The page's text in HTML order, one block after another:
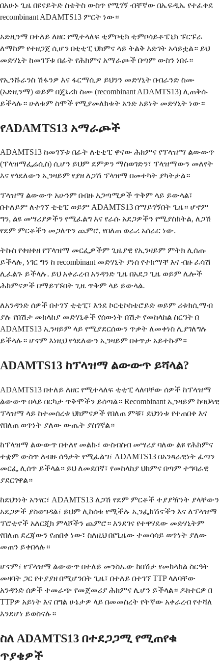
በአሁኑ ጊዜ በዩናይትድ ስቴትስ ውስጥ የሚገኝ ብቸኛው በኤፍዲኤ የተፈቀደ
recombinant ADAMTS13 ምርት ነው።
አድዚንማ በተለይ ለዘር የሚተላለፍ ቲምቦቲክ ቲምቦሳይቶፔኒክ ፑርፑራ
ለማከም የተዘጋጀ ሲሆን በቲቲፒ ህክምና ላይ ትልቅ እድገት አሳይቷል። ይህ
መድሃኒት ከመገኘቱ በፊት የሕክምና አማራጮች በጣም ውስን ነበሩ።
የኢንሹራንስ ሽፋንዎ እና ፋርማሲዎ ይህንን መድሃኒት በብራንድ ስሙ
(አድዚንማ) ወይም በጄኔሪክ ስሙ (recombinant ADAMTS13) ሊጠቅሱ
ይችላሉ። ሁለቱም ስሞች የሚያመለክቱት አንድ አይነት መድሃኒት ነው።
የADAMTS13 አማራጮች
ADAMTS13 ከመገኘቱ በፊት ለቲቲፒ ዋናው ሕክምና የፕላዝማ ልውውጥ
(ፕላዝማፌሬሲስ) ሲሆን ይህም ደምዎን ማስወገድን፣ ፕላዝማውን መለየት
እና የጎደለውን ኢንዛይም የያዘ ለጋሽ ፕላዝማ በመተካት ያካትታል።
ፕላዝማ ልውውጥ አሁንም በብዙ አጋጣሚዎች ጥቅም ላይ ይውላል፣
በተለይም ለተገኘ ቲቲፒ ወይም ADAMTS13 በማይገኝበት ጊዜ። ሆኖም
ግን, ልዩ መሣሪያዎችን የሚፈልግ እና የራሱ አደጋዎችን የሚያስከትል, ለጋሽ
የደም ምርቶችን መጋለጥን ጨምሮ, የበለጠ ወራሪ አሰራር ነው.
ትኩስ የቀዘቀዘ የፕላዝማ መርፌዎችም ጊዜያዊ የኢንዛይም ምትክ ሊሰጡ
ይችላሉ, ነገር ግን ከ recombinant መድሃኒት ያነሰ የተከማቸ እና ብዙ ፈሳሽ
ሊፈልጉ ይችላሉ. ይህ አቀራረብ አንዳንድ ጊዜ በአደጋ ጊዜ ወይም ሌሎች
ሕክምናዎች በማይገኙበት ጊዜ ጥቅም ላይ ይውላል.
ለአንዳንድ ሰዎች በተገኘ ቲቲፒ፣ እንደ ኮርቲኮስቴሮይድ ወይም ሪቱክሲማብ
ያሉ የበሽታ መከላከያ መድሃኒቶች የሰውነት በሽታ የመከላከል ስርዓት በ
ADAMTS13 ኢንዛይም ላይ የሚያደርሰውን ጥቃት ለመቀነስ ሊያገለግሉ
ይችላሉ። ሆኖም እነዚህ የጎደለውን ኢንዛይም በቀጥታ አይተኩም።
ADAMTS13 ከፕላዝማ ልውውጥ ይሻላል?
ADAMTS13 በተለይ ለዘር የሚተላለፍ ቲቲፒ ላለባቸው ሰዎች ከፕላዝማ
ልውውጥ በላይ በርካታ ጥቅሞችን ይሰጣል። Recombinant ኢንዛይም ከባህላዊ
ፕላዝማ ላይ ከተመሰረቱ ህክምናዎች የበለጠ ምቹ፣ ደህንነቱ የተጠበቀ እና
የበለጠ ወጥነት ያለው ውጤት ያስገኛል።
ከፕላዝማ ልውውጥ በተለየ መልኩ፣ ውስብስብ መሣሪያ ባለው ልዩ የሕክምና
ተቋም ውስጥ ለብዙ ሰዓታት የሚፈልግ፣ ADAMTS13 በአንጻራዊነት ፈጣን
መርፌ ሊሰጥ ይችላል። ይህ ለመደበኛ፣ የመከላከያ ህክምና በጣም ተግባራዊ
ያደርገዋል።
ከደህንነት አንፃር፣ ADAMTS13 ለጋሽ የደም ምርቶች ተያያዥነት ያላቸውን
አደጋዎች ያስወግዳል፣ ይህም ሊከሰቱ የሚችሉ ኢንፌክሽኖችን እና ለፕላዝማ
ፕሮቲኖች አለርጂክ ምላሾችን ጨምሮ። እንደገና የተዋሃደው መድሃኒትም
የበለጠ ደረጃውን የጠበቀ ነው፣ ስለዚህ በየጊዜው ተመሳሳይ ወጥነት ያለው
መጠን ይቀበላሉ።
ሆኖም፣ የፕላዝማ ልውውጥ በተለይ መንስኤው ከበሽታ የመከላከል ስርዓት
መዛባት ጋር የተያያዘ በሚሆንበት ጊዜ፣ በተለይ በተገኘ TTP ላለባቸው
አንዳንድ ሰዎች ተመራጭ የመጀመሪያ ሕክምና ሊሆን ይችላል። ዶክተርዎ በ
TTPዎ አይነት እና በግል ሁኔታዎ ላይ በመመስረት የትኛው አቀራረብ የተሻለ
እንደሆነ ይወስናሉ።
ስለ ADAMTS13 በተደጋጋሚ የሚጠየቁ
ጥያቄዎች